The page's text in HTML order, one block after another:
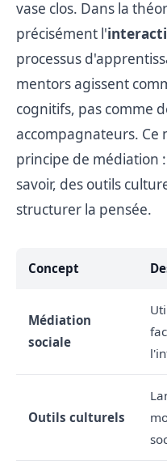
vase clos. Dans la
précisément l'
processus
mentors agissent
cognitifs, pas comme
accompagnateurs. Ce
principe de médiation
savoir, des outils
structurer la pensée.
Concept
Médiation
sociale
Outils culturels